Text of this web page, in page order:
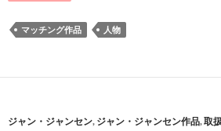
マッチング作品 人物
ジャン・ジャンセン, ジャン・ジャンセン作品,取